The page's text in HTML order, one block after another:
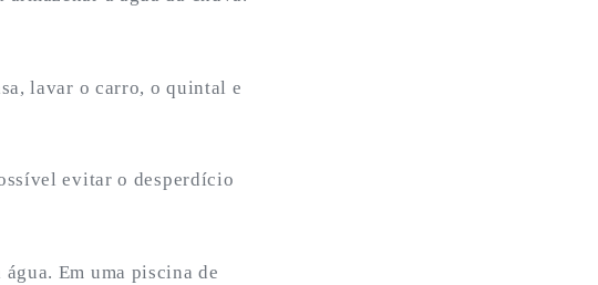
lavar o carro, o quintal e
evitar o desperdício
Em uma piscina de